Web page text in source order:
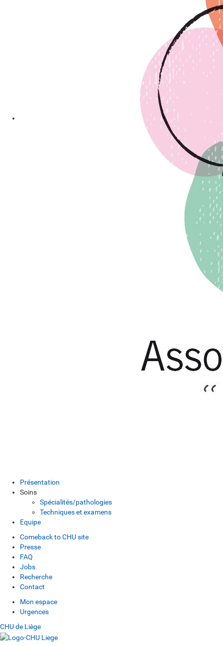
Présentation
Soins
Spécialités/pathologies
Techniques et examens
Equipe
Comeback to CHU site
Presse
FAQ
Jobs
Recherche
Contact
Mon espace
Urgences
CHU de Liège